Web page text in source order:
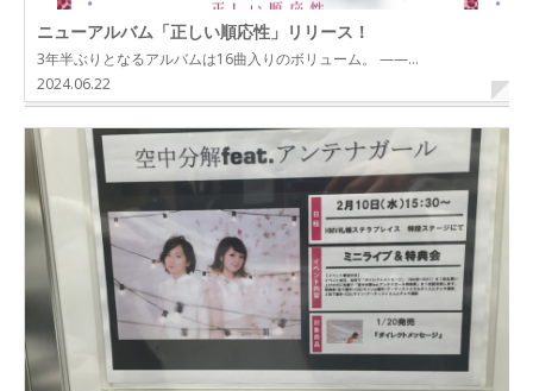
ニューアルバム「正しい順応性」リリース！
3年半ぶりとなるアルバムは16曲入りのボリューム。 ——…
2024.06.22